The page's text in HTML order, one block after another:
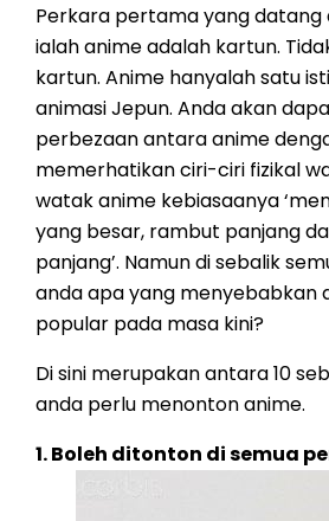
Perkara pertama yang datang
ialah anime adalah kartun.
kartun. Anime hanyalah satu
animasi Jepun. Anda akan
perbezaan antara anime
memerhatikan ciri-ciri fizikal
watak anime kebiasaanya
yang besar, rambut panjang
panjang’. Namun di sebalik
anda apa yang menyebabkan
popular pada masa kini?
Di sini merupakan antara 10
anda perlu menonton anime.
1. Boleh ditonton di semua